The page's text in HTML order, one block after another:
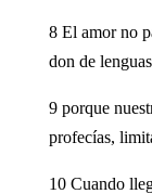
8 El amor no
don de
9 porque
profecías,
10 Cuando